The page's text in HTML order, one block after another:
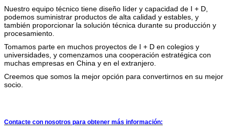
Nuestro equipo técnico tiene diseño líder y capacidad de I + D,
podemos suministrar productos de alta calidad y estables, y
también proporcionar la solución técnica durante su producción y
procesamiento.
Tomamos parte en muchos proyectos de I + D en colegios y
universidades, y comenzamos una cooperación estratégica con
muchas empresas en China y en el extranjero.
Creemos que somos la mejor opción para convertirnos en su mejor
socio.
Contacte con nosotros para obtener más información: